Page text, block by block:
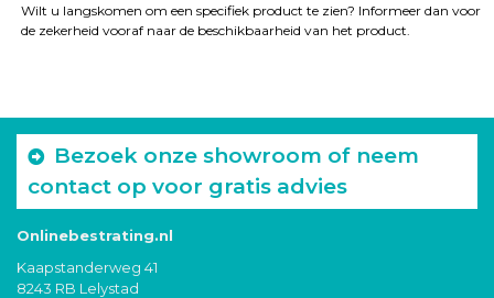
Wilt u langskomen om een specifiek product te zien? Informeer dan voor
de zekerheid vooraf naar de beschikbaarheid van het product.
Bezoek onze showroom of neem
contact op voor gratis advies
Onlinebestrating.nl
Kaapstanderweg 41
8243 RB Lelystad